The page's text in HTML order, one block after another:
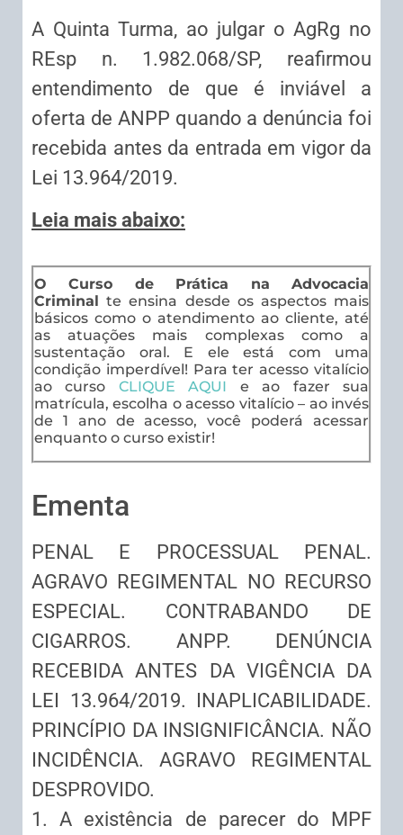
A Quinta Turma, ao julgar o AgRg no
REsp n. 1.982.068/SP, reafirmou
entendimento de que é inviável a
oferta de ANPP quando a denúncia foi
recebida antes da entrada em vigor da
Lei 13.964/2019.
Leia mais abaixo:
O Curso de Prática na Advocacia
Criminal
te ensina desde os aspectos mais
básicos como o atendimento ao cliente, até
as atuações mais complexas como a
sustentação oral. E ele está com uma
condição imperdível! Para ter acesso vitalício
ao curso CLIQUE AQUI e ao fazer sua
matrícula, escolha o acesso vitalício – ao invés
de 1 ano de acesso, você poderá acessar
enquanto o curso existir!
Ementa
PENAL E PROCESSUAL PENAL.
AGRAVO REGIMENTAL NO RECURSO
ESPECIAL. CONTRABANDO DE
CIGARROS. ANPP. DENÚNCIA
RECEBIDA ANTES DA VIGÊNCIA DA
LEI 13.964/2019. INAPLICABILIDADE.
PRINCÍPIO DA INSIGNIFICÂNCIA. NÃO
INCIDÊNCIA. AGRAVO REGIMENTAL
DESPROVIDO.
1. A existência de parecer do MPF